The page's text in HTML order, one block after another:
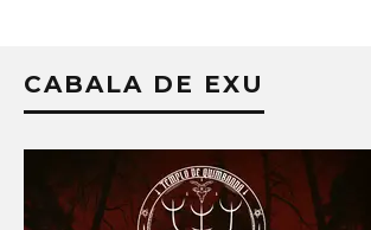
CABALA DE EXU